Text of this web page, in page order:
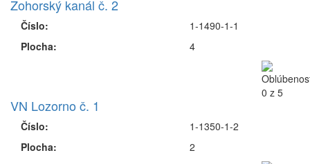
Feld
Číslo:
Plocha:
1-0150-1-1
1
Horná Rudávka
Číslo:
Plocha:
1-0170-1-1
5